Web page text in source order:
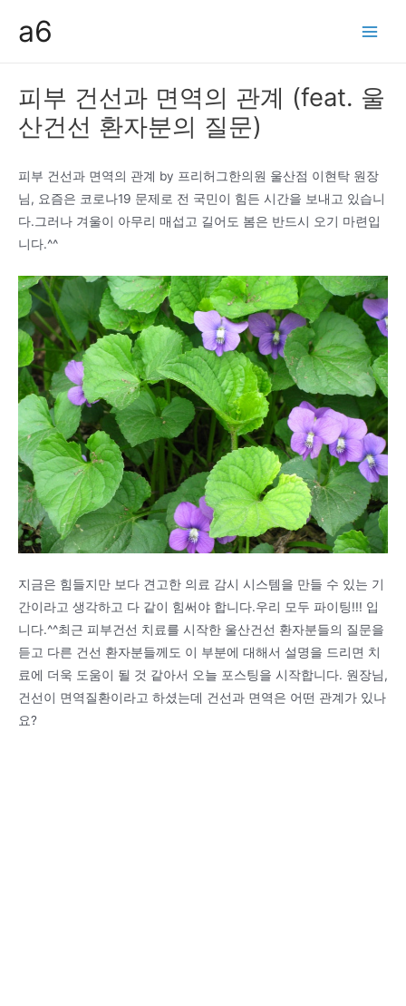
a6
피부 건선과 면역의 관계 (feat. 울
산건선 환자분의 질문)
피부 건선과 면역의 관계 by 프리허그한의원 울산점 이현탁 원장
님, 요즘은 코로나19 문제로 전 국민이 힘든 시간을 보내고 있습니
다.그러나 겨울이 아무리 매섭고 길어도 봄은 반드시 오기 마련입
니다.^^
지금은 힘들지만 보다 견고한 의료 감시 시스템을 만들 수 있는 기
간이라고 생각하고 다 같이 힘써야 합니다.우리 모두 파이팅!!! 입
니다.^^최근 피부건선 치료를 시작한 울산건선 환자분들의 질문을
듣고 다른 건선 환자분들께도 이 부분에 대해서 설명을 드리면 치
료에 더욱 도움이 될 것 같아서 오늘 포스팅을 시작합니다. 원장님,
건선이 면역질환이라고 하셨는데 건선과 면역은 어떤 관계가 있나
요?